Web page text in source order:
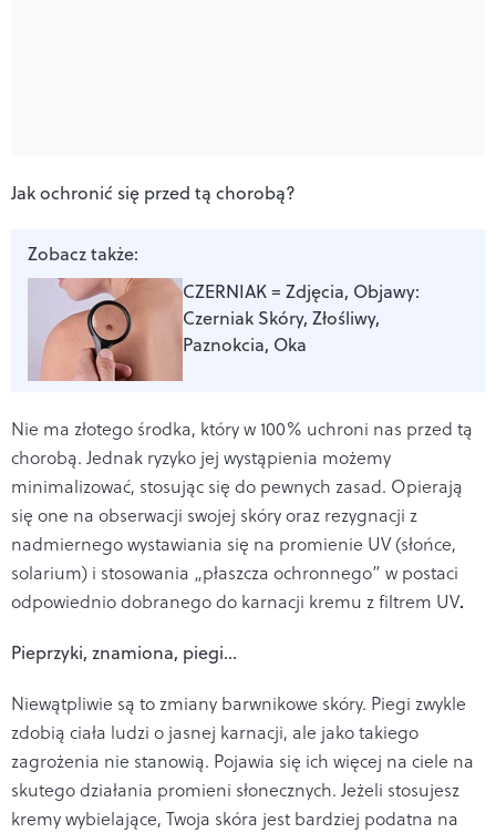
Jak ochronić się przed tą chorobą?
Zobacz także:
CZERNIAK = Zdjęcia, Objawy:
Czerniak Skóry, Złośliwy,
Paznokcia, Oka
Nie ma złotego środka, który w 100% uchroni nas przed tą
chorobą. Jednak ryzyko jej wystąpienia możemy
minimalizować, stosując się do pewnych zasad. Opierają
się one na obserwacji swojej skóry oraz rezygnacji z
nadmiernego wystawiania się na promienie UV (słońce,
solarium) i stosowania „płaszcza ochronnego” w postaci
odpowiednio dobranego do karnacji kremu z filtrem UV.
Pieprzyki, znamiona, piegi…
Niewątpliwie są to zmiany barwnikowe skóry. Piegi zwykle
zdobią ciała ludzi o jasnej karnacji, ale jako takiego
zagrożenia nie stanowią. Pojawia się ich więcej na ciele na
skutego działania promieni słonecznych. Jeżeli stosujesz
kremy wybielające, Twoja skóra jest bardziej podatna na